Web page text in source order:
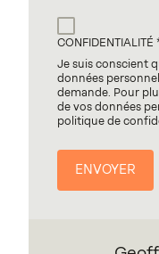
CONFIDENTIALITÉ
Je suis conscient
données
demande. Pour
de vos données
politique de